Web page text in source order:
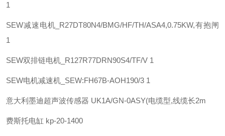
1
SEW减速电机_R27DT80N4/BMG/HF/TH/ASA4,0.75KW,有抱闸
1
SEW双排链电机_R127R77DRN90S4/TF/V 1
SEW电机减速机_SEW:FH67B-AOH190/3 1
意大利墨迪超声波传感器 UK1A/GN-0ASY(电缆型,线缆长2m
费斯托电缸 kp-20-1400